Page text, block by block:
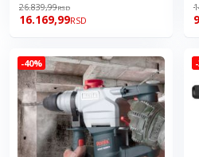
26.839,99RSD
16.169,99RSD
-40%